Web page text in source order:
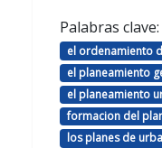
Palabras clave:
el ordenamiento
el planeamiento
el planeamiento
formacion del
los planes de